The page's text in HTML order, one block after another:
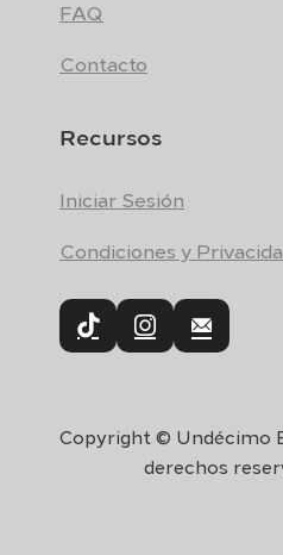
FAQ
Contacto
Recursos
Iniciar Sesión
Condiciones y
Copyright © Undécimo
derechos